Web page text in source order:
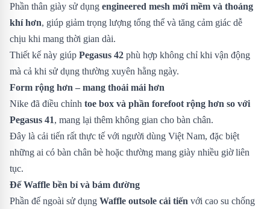
Phần thân giày sử dụng engineered mesh mới mềm và thoáng
khí hơn, giúp giảm trọng lượng tổng thể và tăng cảm giác dễ
chịu khi mang thời gian dài.
Thiết kế này giúp Pegasus 42 phù hợp không chỉ khi vận động
mà cả khi sử dụng thường xuyên hằng ngày.
Form rộng hơn – mang thoải mái hơn
Nike đã điều chỉnh toe box và phần forefoot rộng hơn so với
Pegasus 41, mang lại thêm không gian cho bàn chân.
Đây là cải tiến rất thực tế với người dùng Việt Nam, đặc biệt
những ai có bàn chân bè hoặc thường mang giày nhiều giờ liên
tục.
Đế Waffle bền bỉ và bám đường
Phần đế ngoài sử dụng Waffle outsole cải tiến với cao su chống